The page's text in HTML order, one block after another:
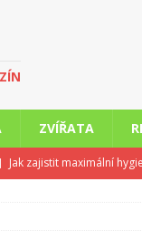
ZVÍŘATA
Jak zajistit maximální